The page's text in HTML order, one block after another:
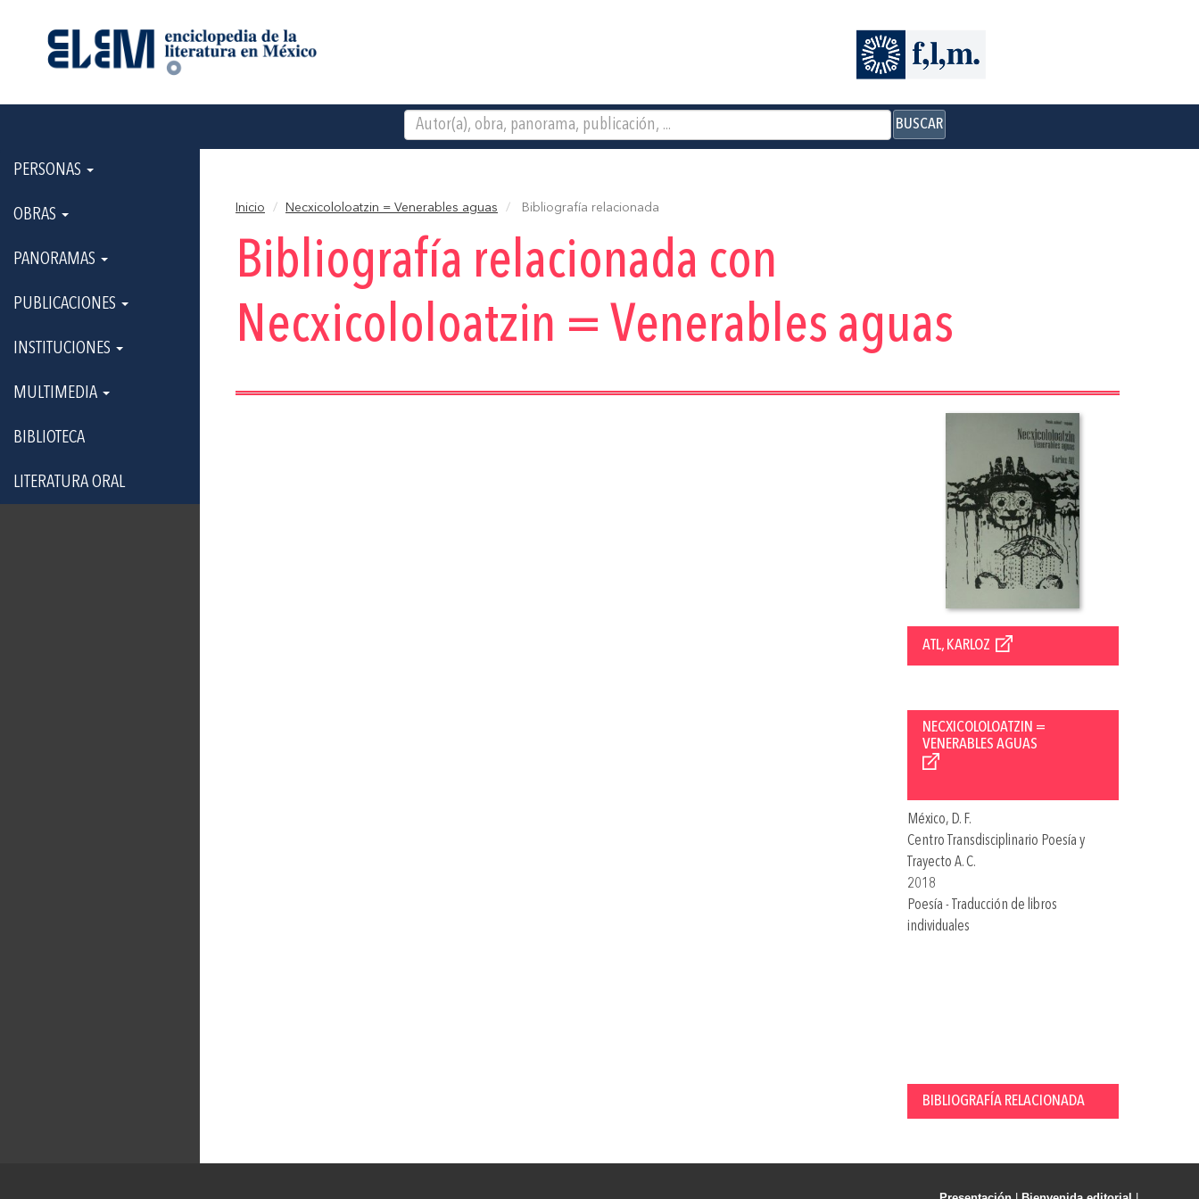
BUSCAR
PERSONAS
OBRAS
PANORAMAS
PUBLICACIONES
INSTITUCIONES
MULTIMEDIA
BIBLIOTECA
LITERATURA ORAL
Inicio Necxicololoatzin = Venerables aguas Bibliografía relacionada
Bibliografía relacionada con
Necxicololoatzin = Venerables aguas
ATL, KARLOZ
NECXICOLOLOATZIN =
VENERABLES AGUAS
México, D. F.
Centro Transdisciplinario Poesía y
Trayecto A. C.
2018
Poesía - Traducción de libros
individuales
BIBLIOGRAFÍA RELACIONADA